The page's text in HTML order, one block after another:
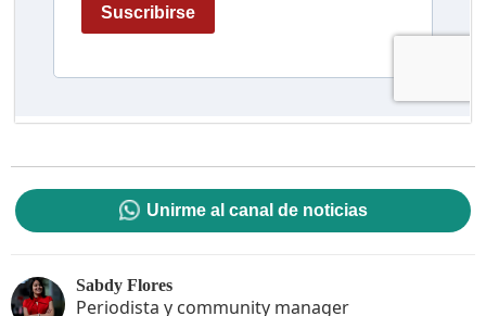
Unirme al canal de noticias
Sabdy Flores
Periodista y community manager